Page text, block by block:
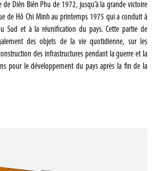
de Diên Biên Phu de 1972, jusqu’à la grande victoire
de Hô Chi Minh au printemps 1975 qui a conduit à
Sud et à la réunification du pays. Cette partie de
des objets de la vie quotidienne, sur les
des infrastructures pendant la guerre et la
pour le développement du pays après la fin de la